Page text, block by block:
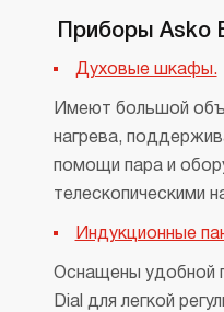
Приборы Asko
Духовые шкафы.
Имеют большой
нагрева,
помощи пара и
телескопическими
Индукционные
Оснащены удобной
Dial для легкой